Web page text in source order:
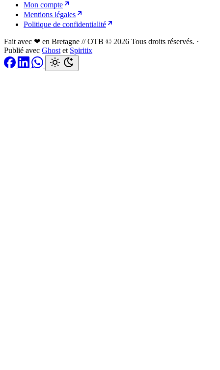
Mon compte
Mentions légales
Politique de confidentialité
Fait avec ❤ en Bretagne // OTB © 2026 Tous droits réservés. ·
Publié avec Ghost et Spiritix